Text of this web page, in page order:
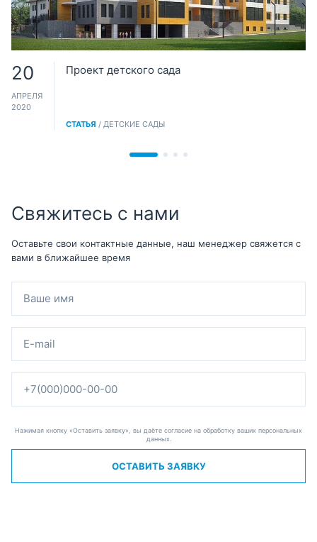
20
АПРЕЛЯ
2020
Проект детского сада
СТАТЬЯ / ДЕТСКИЕ САДЫ
Свяжитесь с нами
Оставьте свои контактные данные, наш менеджер свяжется с
вами в ближайшее время
Нажимая кнопку «Оставить заявку», вы даёте согласие на обработку ваших персональных
данных.
ОСТАВИТЬ ЗАЯВКУ